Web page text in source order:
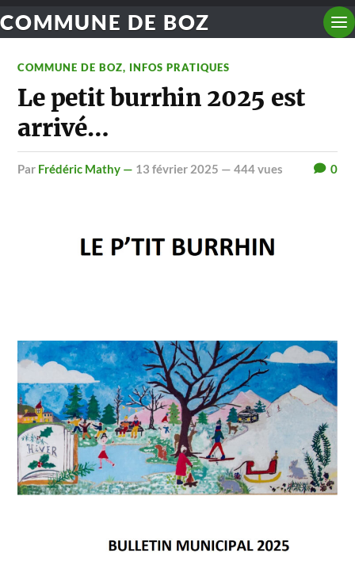
COMMUNE DE BOZ
COMMUNE DE BOZ, INFOS PRATIQUES
Le petit burrhin 2025 est
arrivé…
par Frédéric Mathy — 13 février 2025 — 444 vues 0